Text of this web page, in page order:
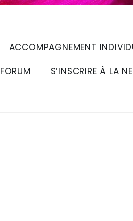
ACCOMPAGNEMENT
FORUM S’INSCRIRE À LA